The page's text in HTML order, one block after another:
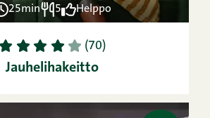
25min 5 Helppo
1 2 3 4 5 (70)
Jauhelihakeitto